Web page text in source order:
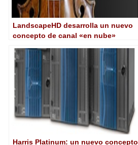
LandscapeHD desarrolla un nuevo
concepto de canal «en nube»
Harris Platinum: un nuevo concepto